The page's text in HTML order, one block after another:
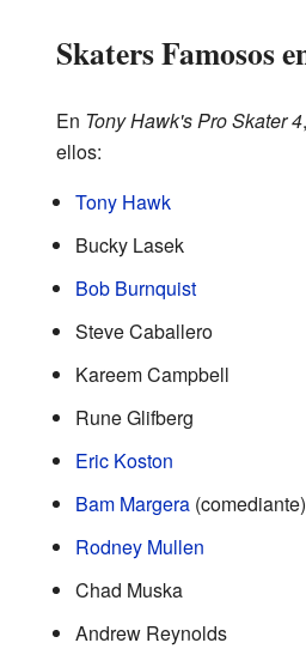
Skaters Famosos
En Tony Hawk's Pro Skater 4
ellos:
Tony Hawk
Bucky Lasek
Bob Burnquist
Steve Caballero
Kareem Campbell
Rune Glifberg
Eric Koston
Bam Margera(comediante)
Rodney Mullen
Chad Muska
Andrew Reynolds